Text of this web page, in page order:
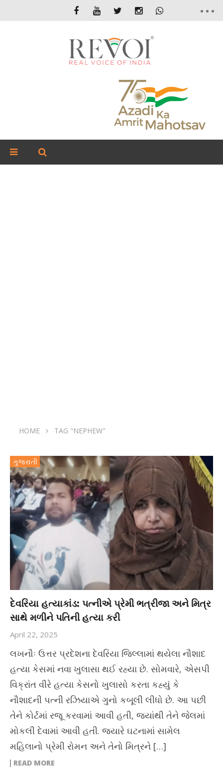
HOME TAG "NEPHEW"
ગુજરાતી
દેવરિયા હત્યાકાંડ: પત્નીએ પ્રેમી ભત્રીજા અને મિત્ર
સાથે મળીને પતિની હત્યા કરી
April 22, 2025
લખનૌઃ ઉત્તર પ્રદેશના દેવરિયા જિલ્લામાં થયેલા નૌશાદ
હત્યા કેસમાં નવા ખુલાસા થઈ રહ્યા છે. સોમવારે, એસપી
વિક્રાંત વીરે હત્યા કેસનો ખુલાસો કરતા કહ્યું કે
નૌશાદની પત્ની રઝિયાએ ગુનો કબૂલી લીધો છે. આ પછી
તેને કોર્ટમાં રજૂ કરવામાં આવી હતી, જ્યાંથી તેને જેલમાં
મોકલી દેવામાં આવી હતી. જ્યારે ઘટનામાં સામેલ
મહિલાનો પ્રેમી રોમન અને તેનો મિત્રને […]
READ MORE